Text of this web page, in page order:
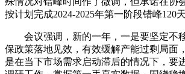
按计划完成2024-2025年第一阶段错峰120天
会议强调，新的一年，一是要坚定不
保政策落地见效，有效缓解产能过剩局面
是在当下市场需求启动滞后的情况下，要